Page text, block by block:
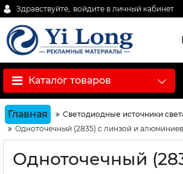
Здравствуйте, войдите в личный кабинет
Каталог товаров
Главная Светодиодные источники
Одноточечный (2835) с линзой и
Одноточечный